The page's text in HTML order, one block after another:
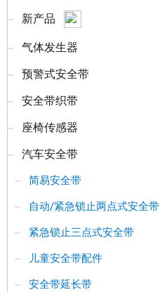
新产品
气体发生器
预警式安全带
安全带织带
座椅传感器
汽车安全带
简易安全带
自动/紧急锁止两点式安全带
紧急锁止三点式安全带
儿童安全带配件
安全带延长带